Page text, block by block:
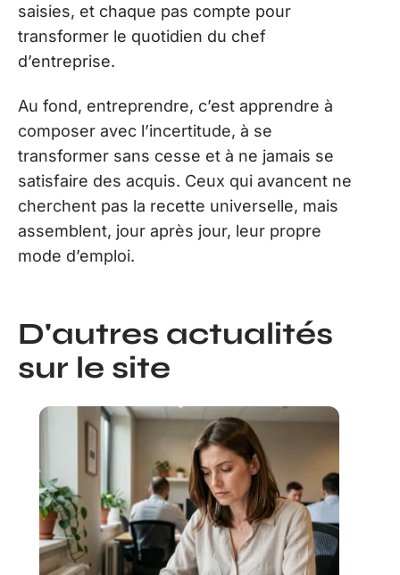
saisies, et chaque pas compte pour
transformer le quotidien du chef
d’entreprise.
Au fond, entreprendre, c’est apprendre à
composer avec l’incertitude, à se
transformer sans cesse et à ne jamais se
satisfaire des acquis. Ceux qui avancent ne
cherchent pas la recette universelle, mais
assemblent, jour après jour, leur propre
mode d’emploi.
D'autres actualités
sur le site